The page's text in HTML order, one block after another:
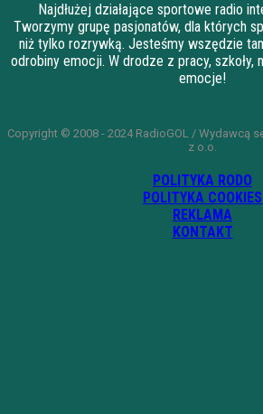
Najdłużej działające sportowe radio
Tworzymy grupę pasjonatów, dla których
niż tylko rozrywką. Jesteśmy wszędzie
odrobiny emocji. W drodze z pracy, szkoły,
emocje!
Copyright © 2008 - 2024 RadioGOL / Wydawcą
z o.o.
POLITYKA RODO
POLITYKA COOKIES
REKLAMA
KONTAKT